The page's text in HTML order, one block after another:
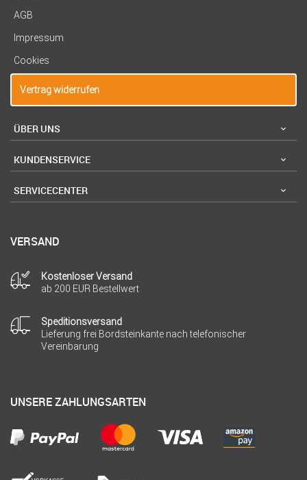
AGB
Impressum
Cookies
Vertrag widerrufen
ÜBER UNS
KUNDENSERVICE
SERVICECENTER
VERSAND
Kostenloser Versand
ab 200 EUR Bestellwert
Speditionsversand
Lieferung frei Bordsteinkante nach telefonischer
Vereinbarung
UNSERE ZAHLUNGSARTEN